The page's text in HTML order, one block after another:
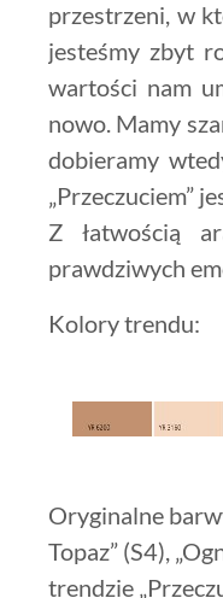
przestrzeni, w
jesteśmy zbyt
wartości nam
nowo. Mamy
dobieramy
„Przeczuciem”
Z łatwością
prawdziwych
Kolory trendu:
Oryginalne
Topaz” (S4),
trendzie